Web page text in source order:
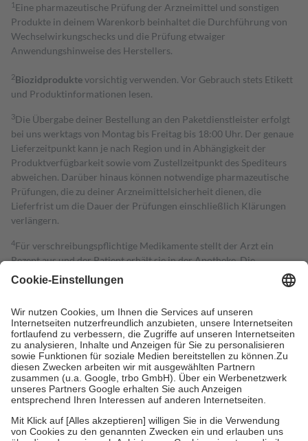
1 Eine pharmazeutische Prüfung der Arzneimittel und sonstigen
Produkte in deinem Warenkorb beinhaltet die Durchführung von
Wechselwirkungschecks und die Prüfung etwaiger
Anwendungshinweise des Herstellers.
2Biozidproduktevorsichtig verwenden. Vor Gebrauch stets Etikett
und Produktinformationen lesen.
3Die Übergabe deiner Bestellung an den Paketdienstleister erfolgt
bei uns werktags von Montag bis Freitag bis 18:00 Uhr. Der genaue
Lieferzeitpunkt kann je nach Region und in Abhängigkeit der
Produktverfügbarkeit sowie vom Zustellzeitpunkt des Spediteurs
abweichen. Darüber hinaus können notwendige pharmazeutische
Prüfungen, die zu deiner Arzneimittelsicherheit dienen, die
Lieferfrist um die Dauer der Prüfungen einschließlich Klärungen
verlängern.
4Für verschreibungspflichtige Medikamente stellt der Arzt ein
Rezept aus und der Patient erhält sie in der Apotheke. Die
gesetzliche Krankenversicherung übernimmt in der Regel die
Kosten dafür, der Versicherte trägt einen Teil davon als Zuzahlung
Grundsätzlich leisten Mitglieder Zuzahlungen in Höhe von zehn
Prozent des Abgabepreises,mindestens jedochfünf Euround
höchstens zehn Euro.Es sind jedoch nie mehr als die tatsächlichen
Kosten der Leistung zu entrichten.
Diese Regeln gelten grundsätzlich auch für Online-Apotheken.
Bei Heilmitteln und häuslicher Krankenpflege beträgt die
Zuzahlung zehn Prozent der Kosten sowie zehn Euro je
Verordnung.
Um das Engagement der Versicherten für ihre eigene Gesundheit zu